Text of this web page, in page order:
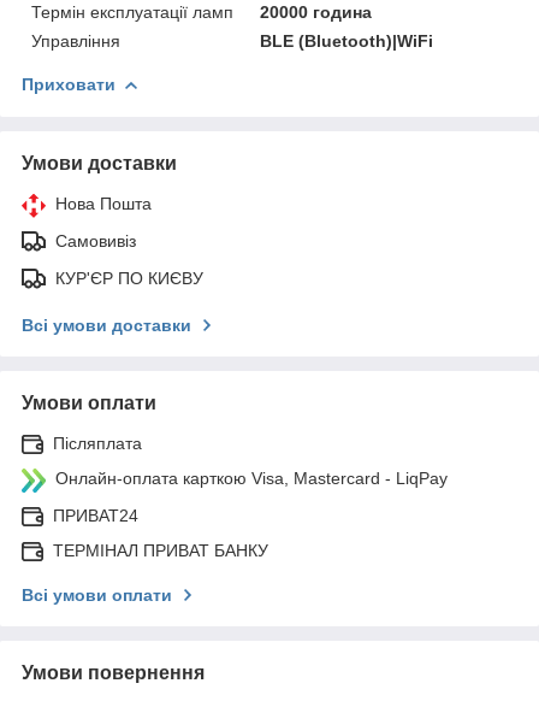
Термін експлуатації ламп
20000 година
Управління
BLE (Bluetooth)|WiFi
Приховати
Умови доставки
Нова Пошта
Самовивіз
КУР'ЄР ПО КИЄВУ
Всі умови доставки
Умови оплати
Післяплата
Онлайн-оплата карткою Visa, Mastercard - LiqPay
ПРИВАТ24
ТЕРМІНАЛ ПРИВАТ БАНКУ
Всі умови оплати
Умови повернення